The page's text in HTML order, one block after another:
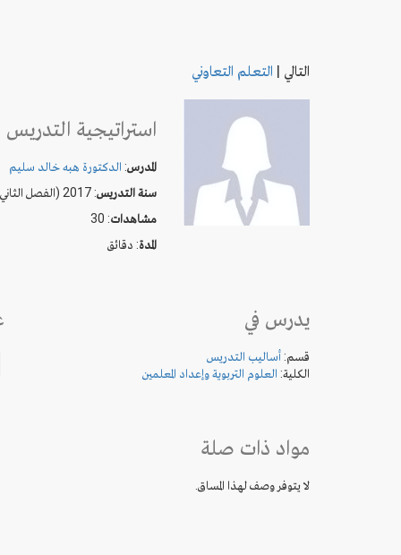
التالي | التعلم التعاوني
استراتيجية التدريس
المدرس: الدكتورة هبه خالد سليم
سنة التدريس: 2017 (الفصل الثاني)
مشاهدات: 30
المدة: دقائق
يدرس في
قسم: أساليب التدريس
الكلية: العلوم التربوية وإعداد المعلمين
مواد ذات صلة
لا يتوفر وصف لهذا المساق.